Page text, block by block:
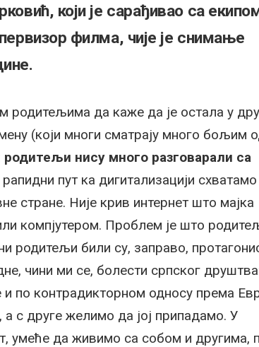
који је сарађивао са
филма, чије је снимање
родитељима да каже да је остала у
(који многи сматрају много бољим
родитељи нису много разговарали са
пут ка дигитализацији
стране. Није крив интернет што мајка
компјутером. Проблем је што
родитељи били су, заправо,
чини ми се, болести српског
по контрадикторном односу према
а с друге желимо да јој припадамо. У
умеће да живимо са собом и другима,